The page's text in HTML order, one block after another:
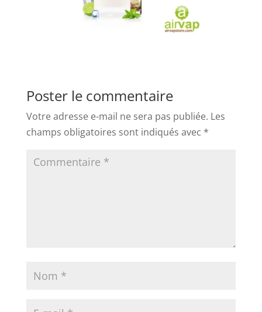
Poster le commentaire
Votre adresse e-mail ne sera pas publiée. Les
champs obligatoires sont indiqués avec *